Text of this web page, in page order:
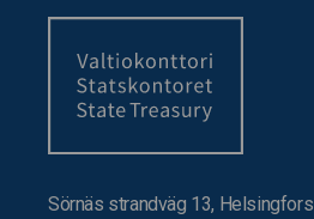
Sörnäs strandväg 13, Helsingfors